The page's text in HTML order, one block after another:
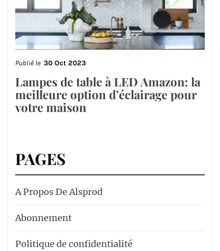
Publié le 30 Oct 2023
Lampes de table à LED Amazon: la
meilleure option d’éclairage pour
votre maison
PAGES
A Propos De Alsprod
Abonnement
Politique de confidentialité